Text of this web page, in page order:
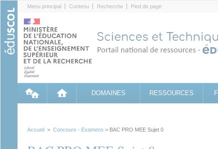
Menu principal Contenu Recherche Pied de page
DOMAINES RESSOURCES
Accueil > Concours - Examens > BAC PRO MEE Sujet 0